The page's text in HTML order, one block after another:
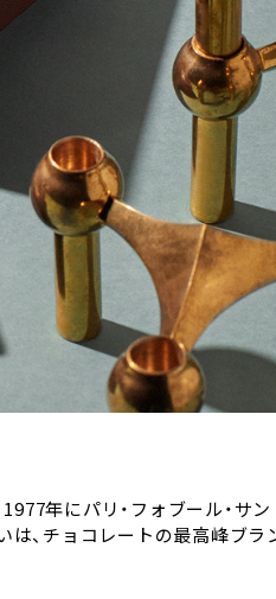
年にパリ・フォブール・サ
、チョコレートの最高峰ブラ